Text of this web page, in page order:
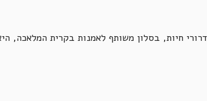
חיות, בסלון משותף לאמנות בקרית המלאכה,